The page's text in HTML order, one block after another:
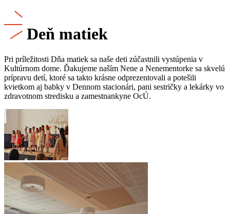
Deň matiek
Pri príležitosti Dňa matiek sa naše deti zúčastnili vystúpenia v
Kultúrnom dome. Ďakujeme naším Nene a Nenementorke sa skvelú
prípravu detí, ktoré sa takto krásne odprezentovali a potešili
kvietkom aj babky v Dennom stacionári, pani sestričky a lekárky vo
zdravotnom stredisku a zamestnankyne OcÚ.